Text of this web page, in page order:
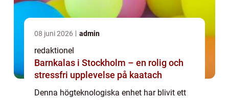
08 juni 2026 admin
redaktionel
Barnkalas i Stockholm – en rolig och
stressfri upplevelse på kaatach
Denna högteknologiska enhet har blivit ett